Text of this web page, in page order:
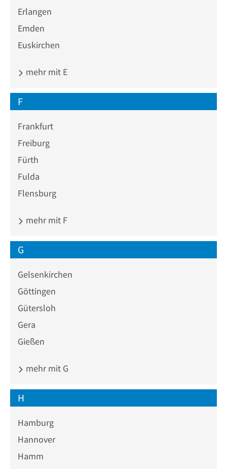
Erlangen
Emden
Euskirchen
mehr mit E
F
Frankfurt
Freiburg
Fürth
Fulda
Flensburg
mehr mit F
G
Gelsenkirchen
Göttingen
Gütersloh
Gera
Gießen
mehr mit G
H
Hamburg
Hannover
Hamm